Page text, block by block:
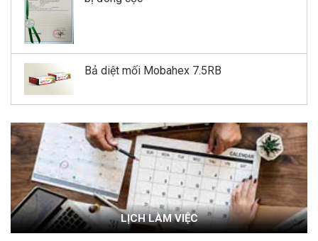
Bả diệt mối Mobahex 7.5RB
LỊCH LÀM VIỆC